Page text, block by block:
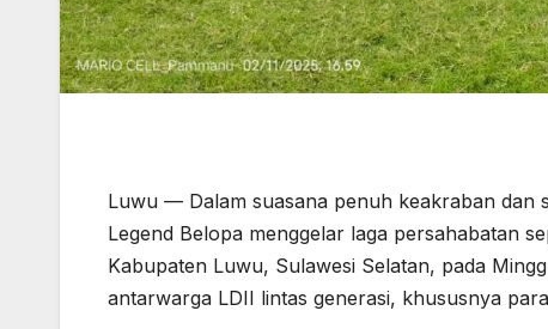
Luwu — Dalam suasana penuh keakraban dan
Legend Belopa menggelar laga persahabatan
Kabupaten Luwu, Sulawesi Selatan, pada
antarwarga LDII lintas generasi, khususnya